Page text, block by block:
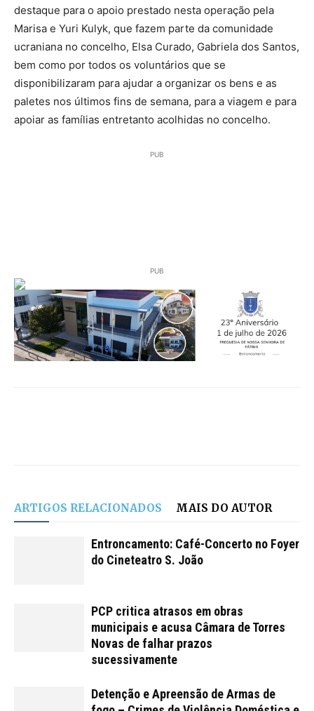
destaque para o apoio prestado nesta operação pela
Marisa e Yuri Kulyk, que fazem parte da comunidade
ucraniana no concelho, Elsa Curado, Gabriela dos Santos,
bem como por todos os voluntários que se
disponibilizaram para ajudar a organizar os bens e as
paletes nos últimos fins de semana, para a viagem e para
apoiar as famílias entretanto acolhidas no concelho.
PUB
PUB
ARTIGOS RELACIONADOS MAIS DO AUTOR
Entroncamento: Café-Concerto no Foyer
do Cineteatro S. João
PCP critica atrasos em obras
municipais e acusa Câmara de Torres
Novas de falhar prazos
sucessivamente
Detenção e Apreensão de Armas de